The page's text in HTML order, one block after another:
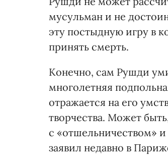
мусульман и не
эту постыдную игру в
принять смерть.
Конечно, сам Рушди
многолетняя
отражается на его
творчества. Может
с «отшельничеством»
заявил недавно в